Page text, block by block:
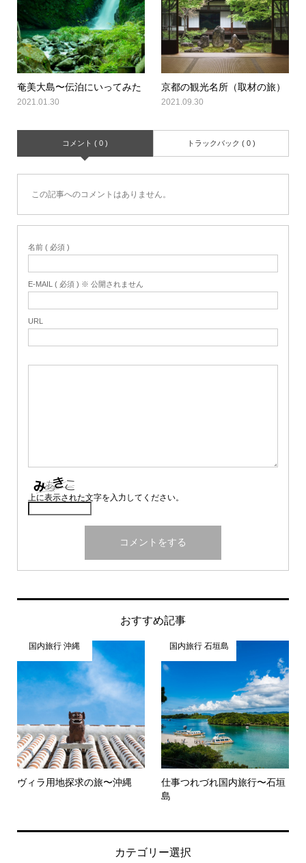
奄美大島〜伝泊にいってみた
2021.01.30
京都の観光名所（取材の旅）
2021.09.30
コメント ( 0 ) トラックバック ( 0 )
この記事へのコメントはありません。
名前 ( 必須 )
E-MAIL ( 必須 ) ※ 公開されません
URL
上に表示された文字を入力してください。
おすすめ記事
国内旅行 沖縄
ヴィラ用地探求の旅〜沖縄
国内旅行 石垣島
仕事つれづれ国内旅行〜石垣
島
カテゴリー選択